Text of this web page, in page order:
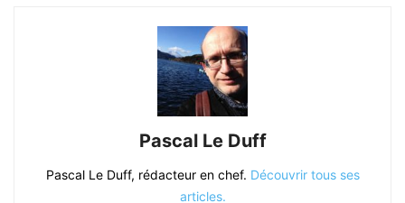
Pascal Le Duff
Pascal Le Duff, rédacteur en chef. Découvrir tous ses
articles.